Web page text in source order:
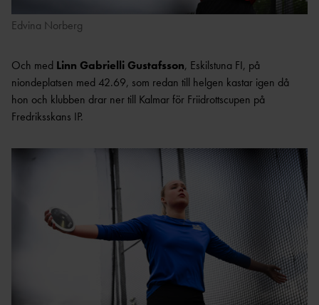
Edvina Norberg
Och med Linn Gabrielli Gustafsson, Eskilstuna FI, på
niondeplatsen med 42.69, som redan till helgen kastar igen då
hon och klubben drar ner till Kalmar för Friidrottscupen på
Fredriksskans IP.